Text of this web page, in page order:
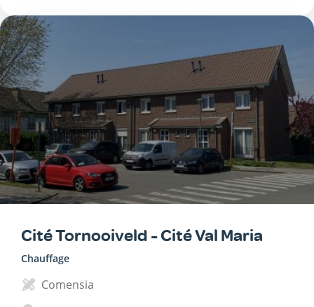
Cité Tornooiveld - Cité Val Maria
Chauffage
Comensia